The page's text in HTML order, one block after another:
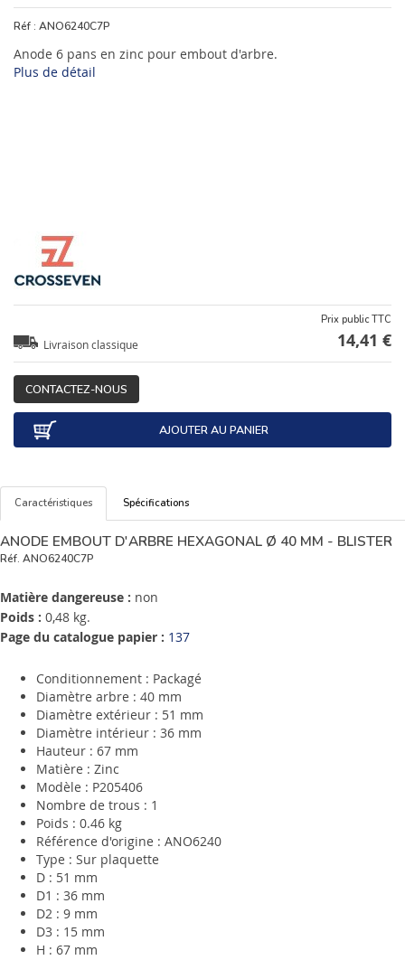
Réf : ANO6240C7P
Anode 6 pans en zinc pour embout d'arbre.
Plus de détail
Livraison classique
Prix public TTC
14,41 €
CONTACTEZ-NOUS
AJOUTER AU PANIER
Caractéristiques Spécifications
ANODE EMBOUT D'ARBRE HEXAGONAL Ø 40 MM - BLISTER
Réf. ANO6240C7P
Matière dangereuse : non
Poids : 0,48 kg.
Page du catalogue papier : 137
Conditionnement : Packagé
Diamètre arbre : 40 mm
Diamètre extérieur : 51 mm
Diamètre intérieur : 36 mm
Hauteur : 67 mm
Matière : Zinc
Modèle : P205406
Nombre de trous : 1
Poids : 0.46 kg
Référence d'origine : ANO6240
Type : Sur plaquette
D : 51 mm
D1 : 36 mm
D2 : 9 mm
D3 : 15 mm
H : 67 mm